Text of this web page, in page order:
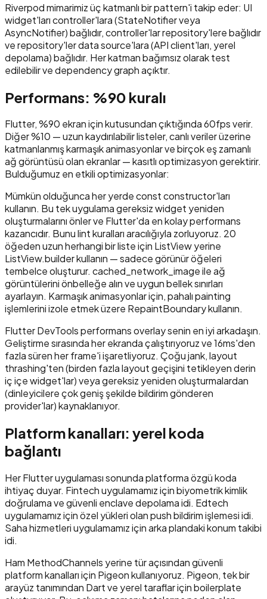
Riverpod mimarimiz üç katmanlı bir pattern'i takip eder: UI
widget'ları controller'lara (StateNotifier veya
AsyncNotifier) bağlıdır, controller'lar repository'lere bağlıdır
ve repository'ler data source'lara (API client'ları, yerel
depolama) bağlıdır. Her katman bağımsız olarak test
edilebilir ve dependency graph açıktır.
Performans: %90 kuralı
Flutter, %90 ekran için kutusundan çıktığında 60fps verir.
Diğer %10 — uzun kaydırılabilir listeler, canlı veriler üzerine
katmanlanmış karmaşık animasyonlar ve birçok eş zamanlı
ağ görüntüsü olan ekranlar — kasıtlı optimizasyon gerektirir.
Bulduğumuz en etkili optimizasyonlar:
Mümkün olduğunca her yerde const constructor'ları
kullanın. Bu tek uygulama gereksiz widget yeniden
oluşturmalarını önler ve Flutter'da en kolay performans
kazancıdır. Bunu lint kuralları aracılığıyla zorluyoruz. 20
öğeden uzun herhangi bir liste için ListView yerine
ListView.builder kullanın — sadece görünür öğeleri
tembelce oluşturur. cached_network_image ile ağ
görüntülerini önbelleğe alın ve uygun bellek sınırları
ayarlayın. Karmaşık animasyonlar için, pahalı painting
işlemlerini izole etmek üzere RepaintBoundary kullanın.
Flutter DevTools performans overlay senin en iyi arkadaşın.
Geliştirme sırasında her ekranda çalıştırıyoruz ve 16ms'den
fazla süren her frame'i işaretliyoruz. Çoğu jank, layout
thrashing'ten (birden fazla layout geçişini tetikleyen derin
iç içe widget'lar) veya gereksiz yeniden oluşturmalardan
(dinleyicilere çok geniş şekilde bildirim gönderen
provider'lar) kaynaklanıyor.
Platform kanalları: yerel koda
bağlantı
Her Flutter uygulaması sonunda platforma özgü koda
ihtiyaç duyar. Fintech uygulamamız için biyometrik kimlik
doğrulama ve güvenli enclave depolama idi. Edtech
uygulamamız için özel yükleri olan push bildirim işlemesi idi.
Saha hizmetleri uygulamamız için arka plandaki konum takibi
idi.
Ham MethodChannels yerine tür açısından güvenli
platform kanalları için Pigeon kullanıyoruz. Pigeon, tek bir
arayüz tanımından Dart ve yerel taraflar için boilerplate